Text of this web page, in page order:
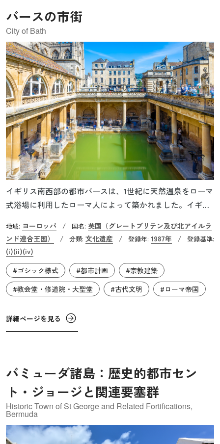
バースの市街
City of Bath
イギリス南西部の都市バースは、1世紀に天然温泉をローマ
式浴場に利用したローマ人によって築かれました。イギリ
グ・スプリング、クロス・バス・スプリングの3つの主要な
温泉を有しています。アングロサクソン時代には、古英語
で温泉を意味する言葉から「バース」と呼ばれるようにな
りました。また、バースの温泉には、壮大な浴場と社交場
として建てられたローマ浴場のほかに、現代のサウナに似
られていました。温泉が癒しとレクリエーションの中心と
なったこの街では現在でも、ローマ浴場やスリス・ミネル
地域: ヨーロッパ / 国名: 英国（グレートブリテン及び北アイルラ
ンド連合王国）
/ 分類: 文化遺産 / 登録年: 1987年 / 登録基準:
(i)(ii)(iv)
#ゴシック様式
#都市計画
#宗教建築
#教会堂・修道院・大聖堂
#古代文明 #ローマ帝国
詳細ページを見る
バミューダ諸島：歴史的都市セン
ト・ジョージと関連要塞群
Historic Town of St George and Related Fortifications,
Bermuda